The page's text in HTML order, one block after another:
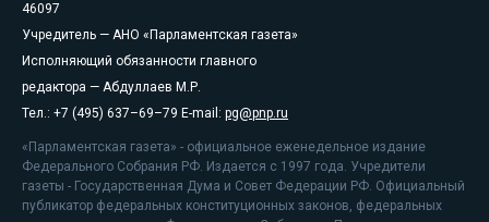
46097
Учредитель — АНО «Парламентская газета»
Исполняющий обязанности главного
редактора — Абдуллаев М.Р.
Тел.: +7 (495) 637–69–79 E-mail: pg@pnp.ru
«Парламентская газета» - официальное еженедельное издание
Федерального Собрания РФ. Издается с 1997 года. Учредители
газеты - Государственная Дума и Совет Федерации РФ. Официальный
публикатор федеральных конституционных законов, федеральных